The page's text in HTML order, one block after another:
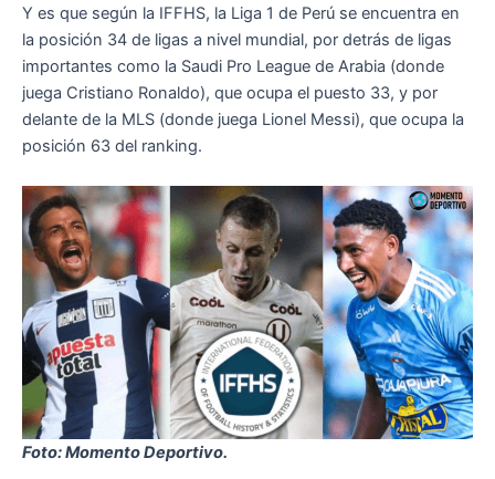
Y es que según la IFFHS, la Liga 1 de Perú se encuentra en
la posición 34 de ligas a nivel mundial, por detrás de ligas
importantes como la Saudi Pro League de Arabia (donde
juega Cristiano Ronaldo), que ocupa el puesto 33, y por
delante de la MLS (donde juega Lionel Messi), que ocupa la
posición 63 del ranking.
Foto: Momento Deportivo.